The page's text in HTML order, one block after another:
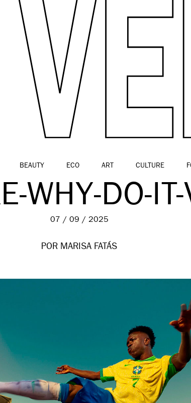
BEAUTY ECO ART CULTURE
WHY-DO-IT-
07 / 09 / 2025
POR MARISA FATÁS